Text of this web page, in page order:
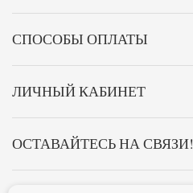
СПОСОБЫ ОПЛАТЫ
ЛИЧНЫЙ КАБИНЕТ
ОСТАВАЙТЕСЬ НА СВЯЗИ!